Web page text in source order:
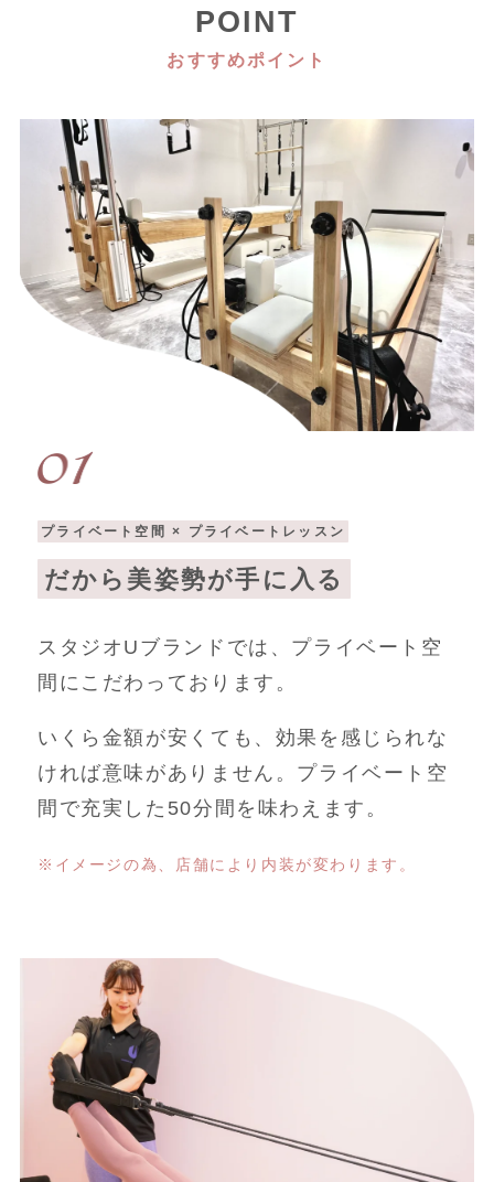
POINT
おすすめポイント
プライベート空間 × プライベートレッスン
だから美姿勢が手に入る
スタジオUブランドでは、プライベート空
間にこだわっております。
いくら金額が安くても、効果を感じられな
ければ意味がありません。プライベート空
間で充実した50分間を味わえます。
※イメージの為、店舗により内装が変わります。